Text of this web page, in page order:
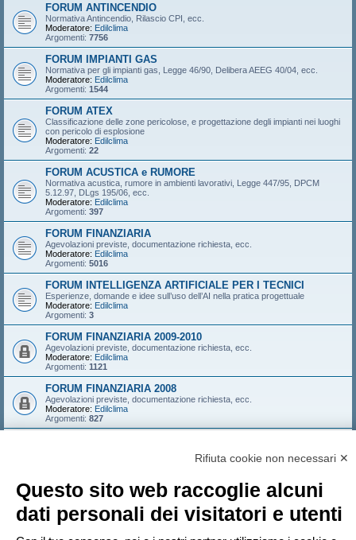
FORUM ANTINCENDIO
Normativa Antincendio, Rilascio CPI, ecc.
Moderatore: Edilclima
Argomenti: 7756
FORUM IMPIANTI GAS
Normativa per gli impianti gas, Legge 46/90, Delibera AEEG 40/04, ecc.
Moderatore: Edilclima
Argomenti: 1544
FORUM ATEX
Classificazione delle zone pericolose, e progettazione degli impianti nei luoghi
con pericolo di esplosione
Moderatore: Edilclima
Argomenti: 22
FORUM ACUSTICA e RUMORE
Normativa acustica, rumore in ambienti lavorativi, Legge 447/95, DPCM
5.12.97, DLgs 195/06, ecc.
Moderatore: Edilclima
Argomenti: 397
FORUM FINANZIARIA
Agevolazioni previste, documentazione richiesta, ecc.
Moderatore: Edilclima
Argomenti: 5016
FORUM INTELLIGENZA ARTIFICIALE PER I TECNICI
Esperienze, domande e idee sull’uso dell’AI nella pratica progettuale
Moderatore: Edilclima
Argomenti: 3
FORUM FINANZIARIA 2009-2010
Agevolazioni previste, documentazione richiesta, ecc.
Moderatore: Edilclima
Argomenti: 1121
FORUM FINANZIARIA 2008
Agevolazioni previste, documentazione richiesta, ecc.
Moderatore: Edilclima
Argomenti: 827
LOGIN
ISCRIVITI
Nome utente:
Rifiuta cookie non necessari ✕
Questo sito web raccoglie alcuni
dati personali dei visitatori e utenti